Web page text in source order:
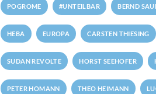
POGROME #UNTEILBAR BERND
HEBA EUROPA CARSTEN THIESING
SUDAN REVOLTE HORST SEEHOFER
PETER HOMANN THEO HEIMANN